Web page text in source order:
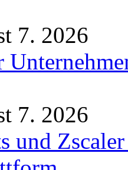
7. 2026
7. 2026
und